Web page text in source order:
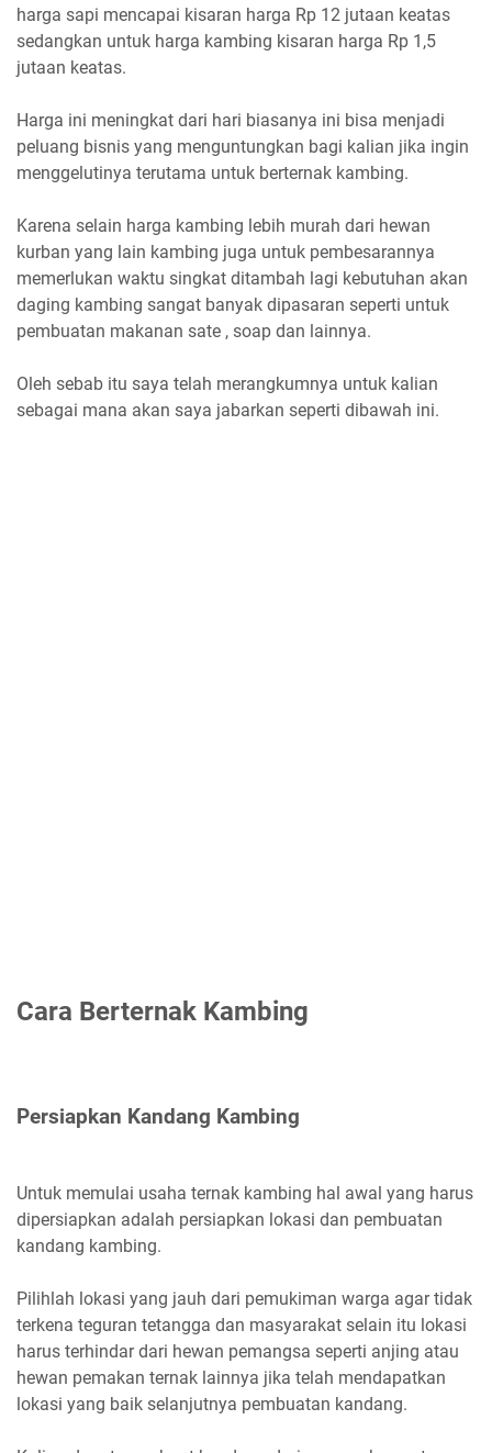
harga sapi mencapai kisaran harga Rp 12 jutaan keatas
sedangkan untuk harga kambing kisaran harga Rp 1,5
jutaan keatas.
Harga ini meningkat dari hari biasanya ini bisa menjadi
peluang bisnis yang menguntungkan bagi kalian jika ingin
menggelutinya terutama untuk berternak kambing.
Karena selain harga kambing lebih murah dari hewan
kurban yang lain kambing juga untuk pembesarannya
memerlukan waktu singkat ditambah lagi kebutuhan akan
daging kambing sangat banyak dipasaran seperti untuk
pembuatan makanan sate , soap dan lainnya.
Oleh sebab itu saya telah merangkumnya untuk kalian
sebagai mana akan saya jabarkan seperti dibawah ini.
Cara Berternak Kambing
Persiapkan Kandang Kambing
Untuk memulai usaha ternak kambing hal awal yang harus
dipersiapkan adalah persiapkan lokasi dan pembuatan
kandang kambing.
Pilihlah lokasi yang jauh dari pemukiman warga agar tidak
terkena teguran tetangga dan masyarakat selain itu lokasi
harus terhindar dari hewan pemangsa seperti anjing atau
hewan pemakan ternak lainnya jika telah mendapatkan
lokasi yang baik selanjutnya pembuatan kandang.